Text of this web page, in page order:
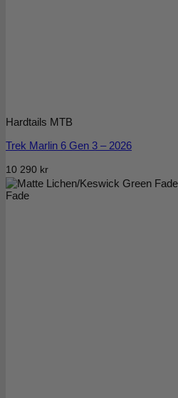
Fade
Hardtails MTB
Trek Marlin 6 Gen 3 – 2026
10 290 kr